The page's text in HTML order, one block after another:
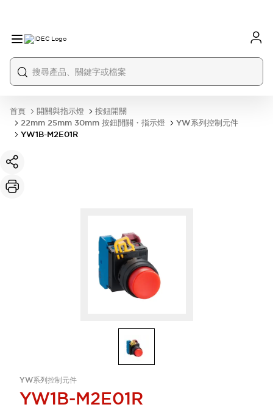
首頁 開關與指示燈
按鈕開關
22mm 25mm 30mm 按鈕開關・指示燈
YW系列控制元件
YW1B-M2E01R
YW系列控制元件
YW1B-M2E01R